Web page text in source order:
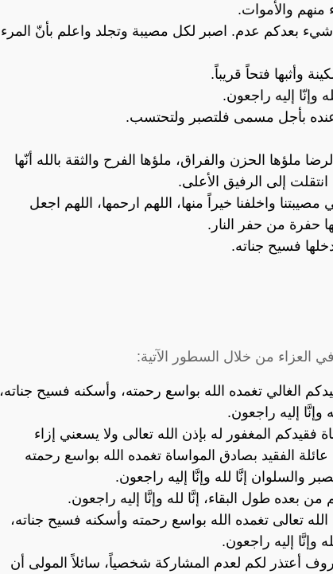
منهم والأموات.
شيء بعدكم عدم. اصبر لكل مصيبة وتجلد واعلم بأنّ المرء
وأثبها فتحاً قريباً.
وإنّا إليه راجعون.
بأجل مسمى فلتصبر ولتحتسب.
ملؤها الحزن والفراق، ملؤها الفرح والثقة بالله أنّها
إلى الرفيق الأعلى.
مصيبتنا واخلفنا خيراً منها، اللهم ارحمها، اللهم اجعل
حفرة من حفر النار.
فسيح جناته.
العزاء من خلال السطور الآتية:
الغالي تغمده الله بواسع رحمته، وأسكنه فسيح جناته،
وإنَّا إليه راجعون.
فقيدكم المغفور له بإذن الله تعالى ولا يسعني إزاء
عائلة الفقيد بصادق المواساة تغمده الله بواسع رحمته
والسلوان إنَّا لله وإنَّا إليه راجعون.
بعده طول البقاء، إنَّا لله وإنَّا إليه راجعون.
تعالى تغمده الله بواسع رحمته وأسكنه فسيح جناته،
وإنَّا إليه راجعون.
أعتذر لكم لعدم المشاركة شخصياً، سائلاً المولى أن